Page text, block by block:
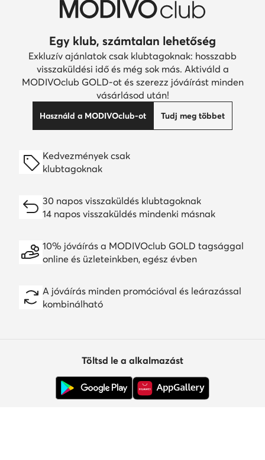
Egy klub, számtalan lehetőség
Exkluzív ajánlatok csak klubtagoknak: hosszabb
visszaküldési idő és még sok más. Aktiváld a
MODIVOclub GOLD-ot és szerezz jóváírást minden
vásárlásod után!
Használd a MODIVOclub-ot Tudj meg többet
Kedvezmények csak
klubtagoknak
30 napos visszaküldés klubtagoknak
14 napos visszaküldés mindenki másnak
10% jóváírás a MODIVOclub GOLD tagsággal
online és üzleteinkben, egész évben
A jóváírás minden promócióval és leárazással
kombinálható
Töltsd le a alkalmazást